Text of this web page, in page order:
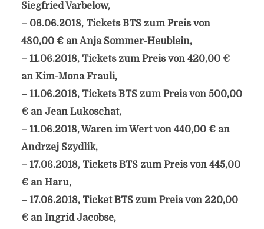
Siegfried Varbelow,
– 06.06.2018, Tickets BTS zum Preis von
480,00 € an Anja Sommer-Heublein,
– 11.06.2018, Tickets zum Preis von 420,00 €
an Kim-Mona Frauli,
– 11.06.2018, Tickets BTS zum Preis von 500,00
€ an Jean Lukoschat,
– 11.06.2018, Waren im Wert von 440,00 € an
Andrzej Szydlik,
– 17.06.2018, Tickets BTS zum Preis von 445,00
€ an Haru,
– 17.06.2018, Ticket BTS zum Preis von 220,00
€ an Ingrid Jacobse,